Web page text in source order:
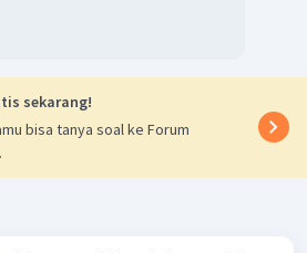
sekarang!
bisa tanya soal ke Forum